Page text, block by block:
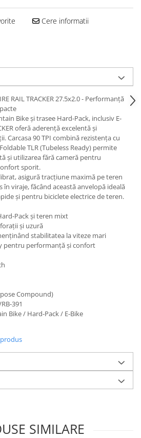
Cere informatii
RAIL TRACKER 27.5x2.0 - Performanță
Bike și trasee Hard-Pack, inclusiv E-
oferă aderență excelentă și
Carcasa 90 TPI combină rezistența cu
TLR (Tubeless Ready) permite
și utilizarea fără cameră pentru
sporit.
asigură tracțiune maximă pe teren
viraje, făcând această anvelopă ideală
și pentru biciclete electrice de teren.
Pack și teren mixt
și uzură
stabilitatea la viteze mari
pentru performanță și confort
Compound)
391
Bike / Hard-Pack / E-Bike
SIMILARE